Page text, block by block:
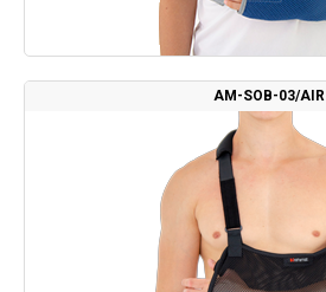
AM-SOB-03/AIR